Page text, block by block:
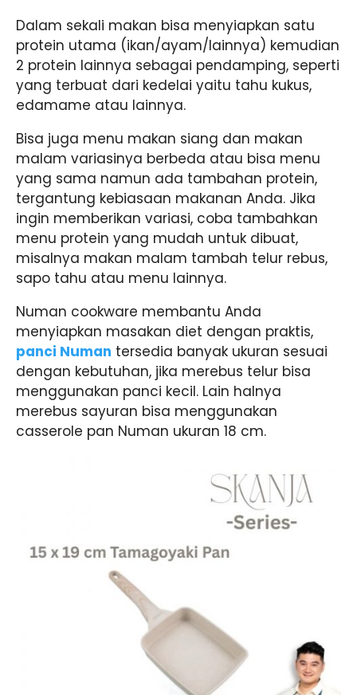
Dalam sekali makan bisa menyiapkan satu
protein utama (ikan/ayam/lainnya) kemudian
2 protein lainnya sebagai pendamping, seperti
yang terbuat dari kedelai yaitu tahu kukus,
edamame atau lainnya.
Bisa juga menu makan siang dan makan
malam variasinya berbeda atau bisa menu
yang sama namun ada tambahan protein,
tergantung kebiasaan makanan Anda. Jika
ingin memberikan variasi, coba tambahkan
menu protein yang mudah untuk dibuat,
misalnya makan malam tambah telur rebus,
sapo tahu atau menu lainnya.
Numan cookware membantu Anda
menyiapkan masakan diet dengan praktis,
panci Numan tersedia banyak ukuran sesuai
dengan kebutuhan, jika merebus telur bisa
menggunakan panci kecil. Lain halnya
merebus sayuran bisa menggunakan
casserole pan Numan ukuran 18 cm.